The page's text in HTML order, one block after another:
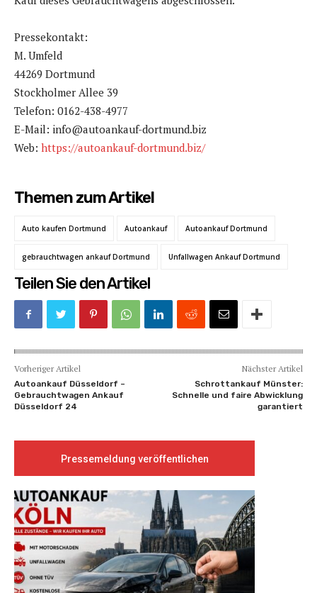
Pressekontakt:
M. Umfeld
44269 Dortmund
Stockholmer Allee 39
Telefon: 0162-438-4977
E-Mail: info@autoankauf-dortmund.biz
Web: https://autoankauf-dortmund.biz/
Themen zum Artikel
Auto kaufen Dortmund Autoankauf Autoankauf Dortmund
gebrauchtwagen ankauf Dortmund Unfallwagen Ankauf Dortmund
Teilen Sie den Artikel
Vorheriger Artikel
Autoankauf Düsseldorf –
Gebrauchtwagen Ankauf
Düsseldorf 24
Nächster Artikel
Schrottankauf Münster:
Schnelle und faire Abwicklung
garantiert
Pressemeldung veröffentlichen